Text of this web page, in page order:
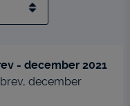
- december 2021
december